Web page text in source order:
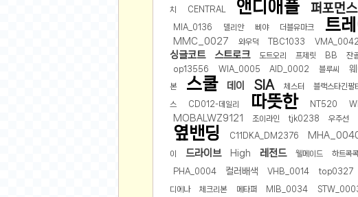
요리 인증샷
신차 인증샷
암호화폐
암호화폐
코인원(Coinone)
비트멕스(BitMex)
치 CENTRAL 앤디애플 퍼포먼스
MIA_0136 델리안 삐야 더블유마크 트
MMC_0027
와우덕 TBC1033 VMA_0042
싱글코트
스트로크 도트오리 프제릿 BB 잔
op13556
WIA_0005 AID_0002 블루씨
본 스쿨 데이 SIA 체스터 블랙스타긴팔
스 CD012-데일리 따뜻한 NT520
MOBALWZ9121 조이라인 tjk0238 우주선
옆밴딩 C11DKA_DM2376
이 드라이브 High 레전드 웰메이드 하트콕
PHA_0004 컬러배색 VHB_0014 top0327
디에나 체크리본 메타퍼 MIB_0034